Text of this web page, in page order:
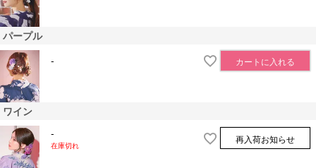
パープル
-
カートに入れる
ワイン
-
在庫切れ
再入荷お知らせ